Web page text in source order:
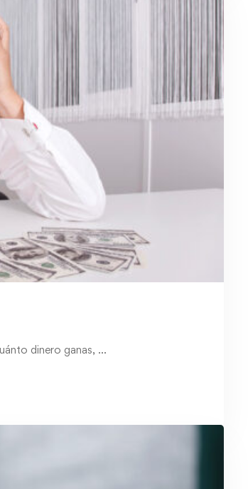
dinero ganas, …